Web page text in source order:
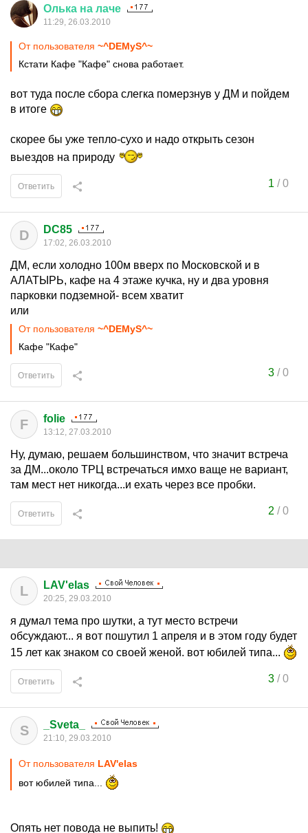
Олька на лаче
11:29, 26.03.2010
От пользователя ~^DEMyS^~
Кстати Кафе "Кафе" снова работает.
вот туда после сбора слегка померзнув у ДМ и пойдем
в итоге
скорее бы уже тепло-сухо и надо открыть сезон
выездов на природу
1 /0
Ответить
D DC85
17:02, 26.03.2010
ДМ, если холодно 100м вверх по Московской и в
АЛАТЫРЬ, кафе на 4 этаже кучка, ну и два уровня
парковки подземной- всем хватит
или
От пользователя ~^DEMyS^~
Кафе "Кафе"
3/0
Ответить
F folie
13:12, 27.03.2010
Ну, думаю, решаем большинством, что значит встреча
за ДМ...около ТРЦ встречаться имхо ваще не вариант,
там мест нет никогда...и ехать через все пробки.
2 /0
Ответить
L LAV'elas
20:25, 29.03.2010
я думал тема про шутки, а тут место встречи
обсуждают... я вот пошутил 1 апреля и в этом году будет
15 лет как знаком со своей женой. вот юбилей типа...
3/0
Ответить
S _Sveta_
21:10, 29.03.2010
От пользователя LAV'elas
вот юбилей типа...
Опять нет повода не выпить!